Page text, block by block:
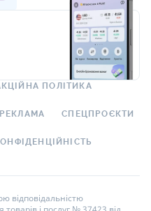
ПОЛІТИКА
РЕКЛАМА СПЕЦПРОЄКТИ
відповідальністю